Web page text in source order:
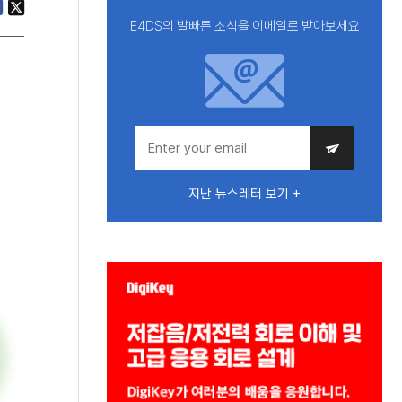
E4DS의 발빠른 소식을 이메일로 받아보세요
지난 뉴스레터 보기 +